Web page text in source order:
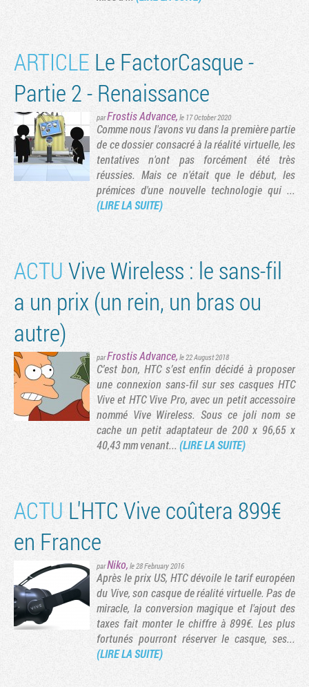
ARTICLE Le FactorCasque -
Partie 2 - Renaissance
parFrostis Advance, le 17 October 2020
Comme nous l'avons vu dans la première partie
de ce dossier consacré à la réalité virtuelle, les
tentatives n'ont pas forcément été très
réussies. Mais ce n'était que le début, les
prémices d'une nouvelle technologie qui ...
(LIRE LA SUITE)
ACTU Vive Wireless : le sans-fil
a un prix (un rein, un bras ou
autre)
parFrostis Advance, le 22 August 2018
C’est bon, HTC s’est enfin décidé à proposer
une connexion sans-fil sur ses casques HTC
Vive et HTC Vive Pro, avec un petit accessoire
nommé Vive Wireless. Sous ce joli nom se
cache un petit adaptateur de 200 x 96,65 x
40,43 mm venant... (LIRE LA SUITE)
ACTU L'HTC Vive coûtera 899€
en France
parNiko, le 28 February 2016
Après le prix US, HTC dévoile le tarif européen
du Vive, son casque de réalité virtuelle. Pas de
miracle, la conversion magique et l'ajout des
taxes fait monter le chiffre à 899€. Les plus
fortunés pourront réserver le casque, ses...
(LIRE LA SUITE)